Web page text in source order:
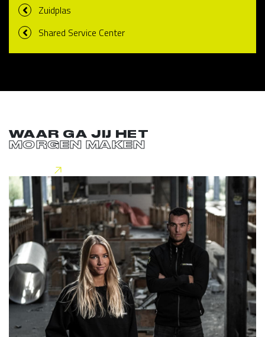
Zuidplas
Shared Service Center
WAAR GA JIJ HET
MORGEN MAKEN